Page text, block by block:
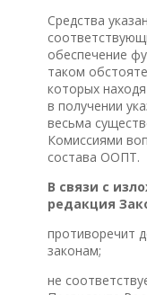
Средства
обеспечение
таком
которых
в получении
весьма
Комиссиями
состава ООПТ.
В связи с
редакция
противоречит
законам;
не